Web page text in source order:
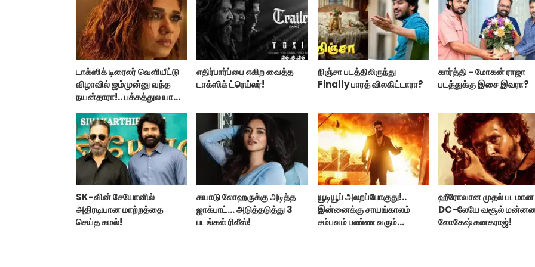
டாக்ஸிக் டிரைலர் வெளியீட்டு
விழாவில் ஜம்முன்னு வந்த
நயன்தாரா!.. பக்கத்துல யாரு
எதிர்பார்ப்பை எகிற வைத்த
டாக்ஸிக் ட்ரெய்லர்!
நிஞ்சா படத்திலிருந்து
Finally பாரத் விலகிட்டாரா?
கார்த்தி - மோகன் ராஜா
படத்துக்கு இசை இவரா?
SK-வின் சேயோனில்
அதிரடியான மாற்றத்தை
செய்த கமல்!
கயாடு லோஹருக்கு அடித்த
ஜாக்பாட்... அடுத்தடுத்து 3
படங்கள் ரிலீஸ்!
யூடியூப் அலறப்போகுது!..
இன்னைக்கு சாயங்காலம்
சம்பவம் பண்ண வரும்
ஹீரோவான முதல் படமான
DC-லேயே வசூல்
லோகேஷ் கனகராஜ்!